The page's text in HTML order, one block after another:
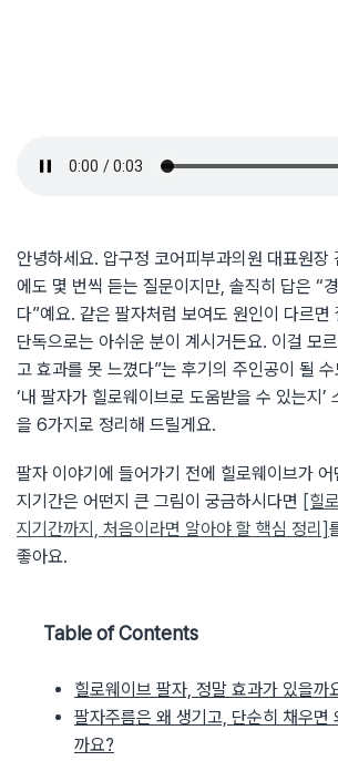
안녕하세요. 압구정 코어피부과의원 대표원장
에도 몇 번씩 듣는 질문이지만, 솔직히 답은 “
다”예요. 같은 팔자처럼 보여도 원인이 다르면
단독으로는 아쉬운 분이 계시거든요. 이걸 모
고 효과를 못 느꼈다”는 후기의 주인공이 될
‘내 팔자가 힐로웨이브로 도움받을 수 있는지’
을 6가지로 정리해 드릴게요.
팔자 이야기에 들어가기 전에 힐로웨이브가 어
지기간은 어떤지 큰 그림이 궁금하시다면 [힐
지기간까지, 처음이라면 알아야 할 핵심 정리]
좋아요.
Table of Contents
힐로웨이브 팔자, 정말 효과가 있을까
팔자주름은 왜 생기고, 단순히 채우면
까요?